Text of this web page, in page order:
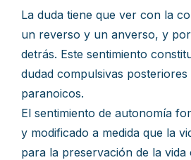
La duda tiene que ver con la
un reverso y un anverso, y
detrás. Este sentimiento
dudad compulsivas
paranoicos.
El sentimiento de autonomía
y modificado a medida que la
para la preservación de la vida